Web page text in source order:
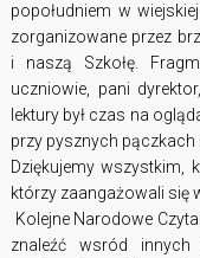
popołudniem w
zorganizowane przez
i naszą Szkołę.
uczniowie, pani
lektury był czas na
przy pysznych pączkach
Dziękujemy wszystkim,
którzy zaangażowali się
Kolejne Narodowe
znaleźć wsród